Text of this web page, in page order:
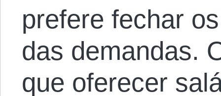
prefere fechar
das demandas.
que oferecer